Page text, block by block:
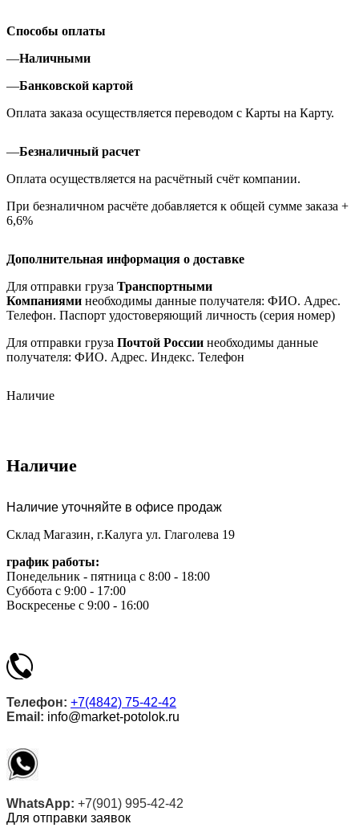
Способы оплаты
—Наличными
—Банковской картой
Оплата заказа осуществляется переводом с Карты на Карту.
—Безналичный расчет
Оплата осуществляется на расчётный счёт компании.
При безналичном расчёте добавляется к общей сумме заказа +
6,6%
Дополнительная информация о доставке
Для отправки груза Транспортными
Компаниями необходимы данные получателя: ФИО. Адрес.
Телефон. Паспорт удостоверяющий личность (серия номер)
Для отправки груза Почтой России необходимы данные
получателя: ФИО. Адрес. Индекс. Телефон
Наличие
Наличие
Наличие уточняйте в офисе продаж
Склад Магазин, г.Калуга ул. Глаголева 19
график работы:
Понедельник - пятница с 8:00 - 18:00
Суббота с 9:00 - 17:00
Воскресенье с 9:00 - 16:00
Телефон: +7(4842) 75-42-42
Email: info@market-potolok.ru
WhatsApp: +7(901) 995-42-42
Для отправки заявок